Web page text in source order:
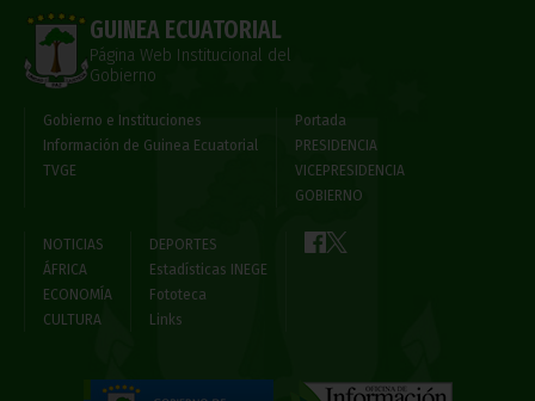
GUINEA ECUATORIAL
Página Web Institucional del
Gobierno
Gobierno e Instituciones
Información de Guinea Ecuatorial
TVGE
Portada
PRESIDENCIA
VICEPRESIDENCIA
GOBIERNO
NOTICIAS
ÁFRICA
ECONOMÍA
CULTURA
DEPORTES
Estadísticas INEGE
Fototeca
Links